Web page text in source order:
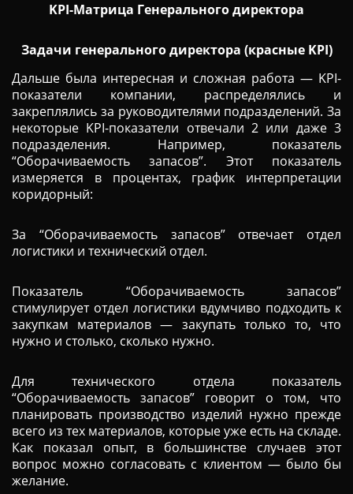
KPI-Матрица Генерального директора
Задачи генерального директора (красные KPI)
Дальше была интересная и сложная работа — KPI-
показатели компании, распределялись и
закреплялись за руководителями подразделений. За
некоторые KPI-показатели отвечали 2 или даже 3
подразделения. Например, показатель
“Оборачиваемость запасов”. Этот показатель
измеряется в процентах, график интерпретации
коридорный:
За “Оборачиваемость запасов” отвечает отдел
логистики и технический отдел.
Показатель “Оборачиваемость запасов”
стимулирует отдел логистики вдумчиво подходить к
закупкам материалов — закупать только то, что
нужно и столько, сколько нужно.
Для технического отдела показатель
“Оборачиваемость запасов” говорит о том, что
планировать производство изделий нужно прежде
всего из тех материалов, которые уже есть на складе.
Как показал опыт, в большинстве случаев этот
вопрос можно согласовать с клиентом — было бы
желание.